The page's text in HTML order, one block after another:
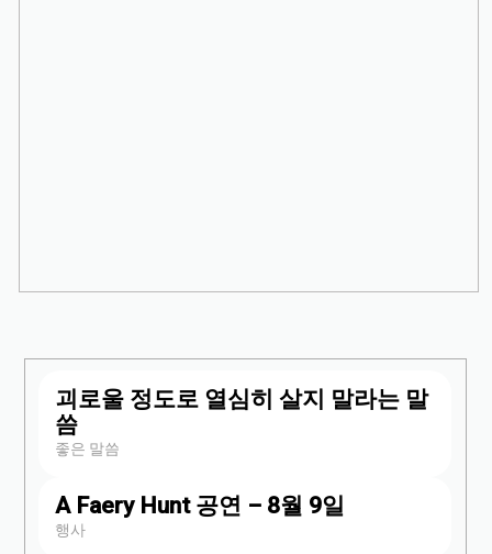
괴로울 정도로 열심히 살지 말라는 말
씀
좋은 말씀
A Faery Hunt 공연 – 8월 9일
행사